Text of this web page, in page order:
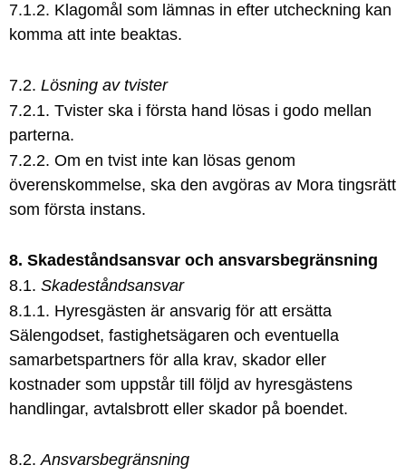
7.1.2. Klagomål som lämnas in efter utcheckning kan
komma att inte beaktas.
7.2. Lösning av tvister
7.2.1. Tvister ska i första hand lösas i godo mellan
parterna.
7.2.2. Om en tvist inte kan lösas genom
överenskommelse, ska den avgöras av Mora tingsrätt
som första instans.
8. Skadeståndsansvar och ansvarsbegränsning
8.1. Skadeståndsansvar
8.1.1. Hyresgästen är ansvarig för att ersätta
Sälengodset, fastighetsägaren och eventuella
samarbetspartners för alla krav, skador eller
kostnader som uppstår till följd av hyresgästens
handlingar, avtalsbrott eller skador på boendet.
8.2.Ansvarsbegränsning